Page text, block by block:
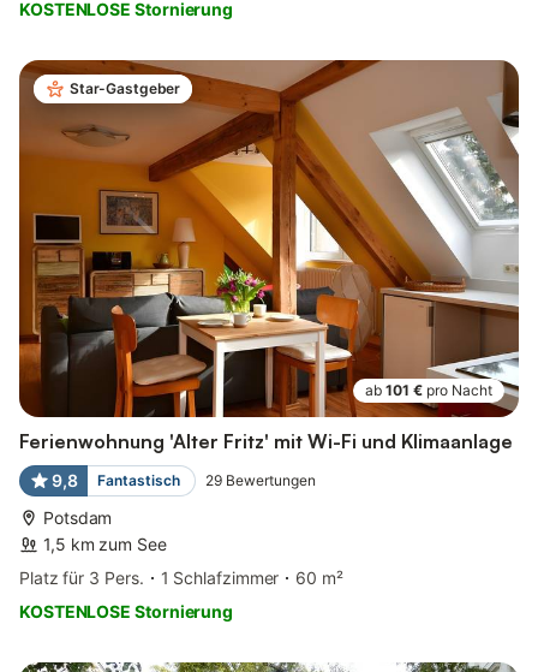
KOSTENLOSE Stornierung
Star-Gastgeber
ab 101 € pro Nacht
Ferienwohnung 'Alter Fritz' mit Wi-Fi und Klimaanlage
9,8 Fantastisch 29 Bewertungen
Potsdam
1,5 km zum See
Platz für 3 Pers.
1 Schlafzimmer
60 m²
KOSTENLOSE Stornierung